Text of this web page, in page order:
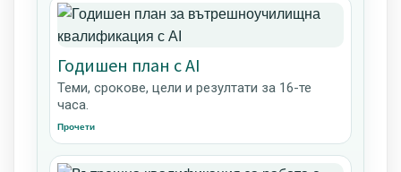
Годишен план с AI
Теми, срокове, цели и резултати за 16-те
часа.
Прочети